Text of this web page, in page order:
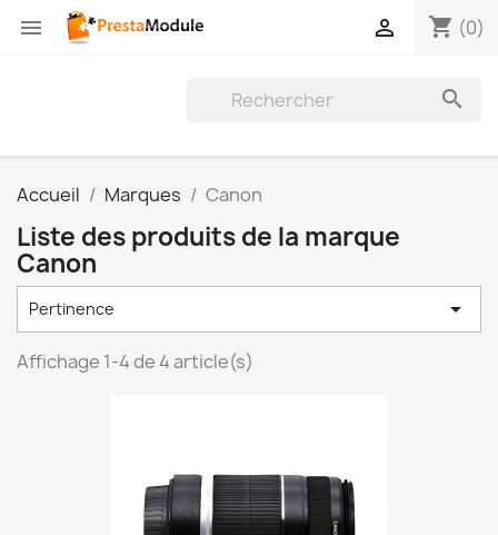
 shopping_cart (0)


Accueil Marques Canon
Liste des produits de la marque
Canon
Pertinence 
Affichage 1-4 de 4 article(s)